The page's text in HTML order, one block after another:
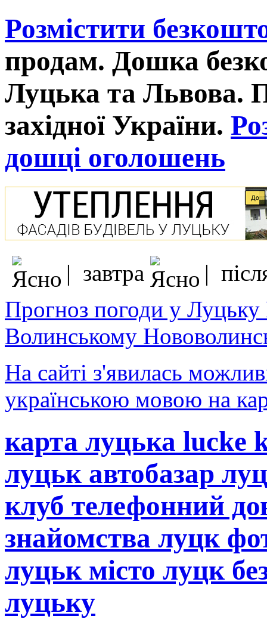
Розмістити
продам. Дошка
Луцька та Львова.
західної України.
дошці оголошень
| завтра
|
Прогноз погоди у
Волинському
На сайті з'явилась
українською мовою на
карта луцька lucke
луцьк автобазар
клуб телефонний
знайомства луцк
луцьк місто луцк
луцьку